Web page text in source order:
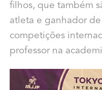
filhos, que também
atleta e ganhador
competições
professor na